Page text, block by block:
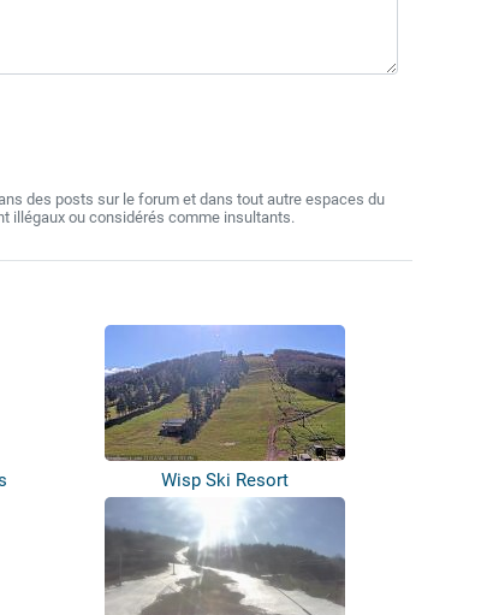
des posts sur le forum et dans tout autre espaces du
illégaux ou considérés comme insultants.
Wisp Ski Resort